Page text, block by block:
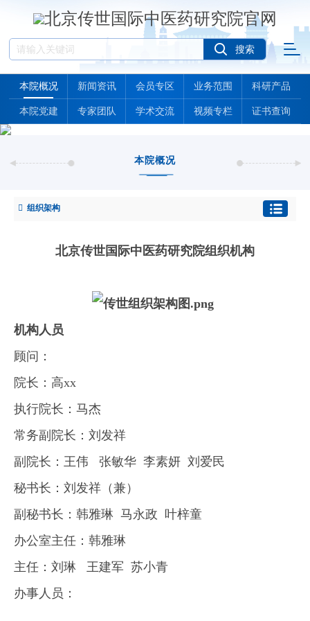
本院概况 新闻资讯 会员专区 业务范围 科研产品
本院党建 专家团队 学术交流 视频专栏 证书查询
本院概况
组织架构
北京传世国际中医药研究院组织机构
机构人员
顾问：
院长：高xx
执行院长：马杰
常务副院长：刘发祥
副院长：王伟 张敏华 李素妍 刘爱民
秘书长：刘发祥（兼）
副秘书长：韩雅琳 马永政 叶梓童
办公室主任：韩雅琳
主任：刘琳 王建军 苏小青
办事人员：